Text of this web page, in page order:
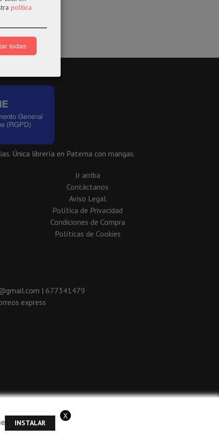
Única librería en Paterna con mangas.
Ir arriba
Contáctanos
Aviso Legal
Política de Privacidad
Condiciones de Compra
Políticas de Cookies
| 677341479
express
INSTALAR
X
política
todas